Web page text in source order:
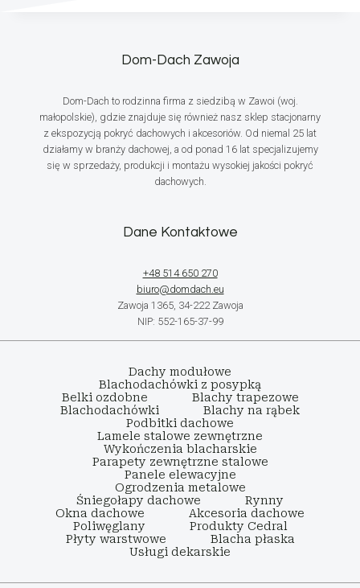
Dom-Dach Zawoja
Dom-Dach to rodzinna firma z siedzibą w Zawoi (woj.
małopolskie), gdzie znajduje się również nasz sklep stacjonarny
z ekspozycją pokryć dachowych i akcesoriów. Od niemal 25 lat
działamy w branży dachowej, a od ponad 16 lat specjalizujemy
się w sprzedaży, produkcji i montażu wysokiej jakości pokryć
dachowych.
Dane Kontaktowe
+48 514 650 270
biuro@domdach.eu
Zawoja 1365, 34-222 Zawoja
NIP: 552-165-37-99
Dachy modułowe
Blachodachówki z posypką
Belki ozdobne
Blachy trapezowe
Blachodachówki
Blachy na rąbek
Podbitki dachowe
Lamele stalowe zewnętrzne
Wykończenia blacharskie
Parapety zewnętrzne stalowe
Panele elewacyjne
Ogrodzenia metalowe
Śniegołapy dachowe
Rynny
Okna dachowe
Akcesoria dachowe
Poliwęglany
Produkty Cedral
Płyty warstwowe
Blacha płaska
Usługi dekarskie